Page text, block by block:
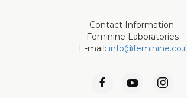
Contact Information:
Feminine Laboratories
E-mail: info@feminine.co.il